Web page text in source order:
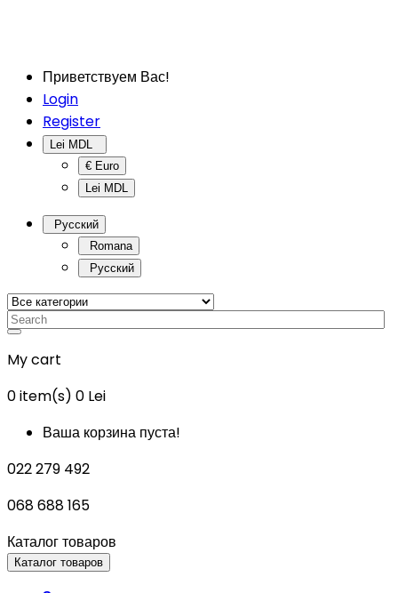
Приветствуем Вас!
Login
Register
€ Euro
Lei MDL
Русский
Romana
Русский
My cart
0item(s) 0 Lei
Ваша корзина пуста!
022 279 492
068 688 165
Каталог товаров
Каталог товаров